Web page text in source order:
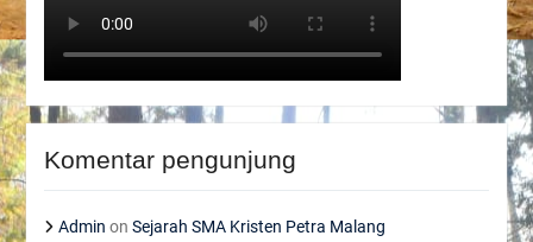
Komentar pengunjung
Admin on Sejarah SMA Kristen Petra Malang